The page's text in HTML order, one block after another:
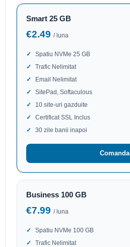
Smart 25 GB
€2.49 / luna
Spatiu NVMe 25 GB
Trafic Nelimitat
Email Nelimitat
SitePad, Softaculous
10 site-uri gazduite
Certificat SSL Inclus
30 zile banii inapoi
Comanda
Business 100 GB
€7.99 / luna
Spatiu NVMe 100 GB
Trafic Nelimitat